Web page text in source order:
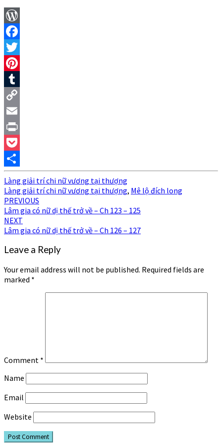
WordPress
Facebook
Twitter
Pinterest
Tumblr
Copy
Link
Email
Print
Pocket
Share
Làng giải trí chi nữ vương tại thượng
Làng giải trí chi nữ vương tại thượng, Mê lộ đích long
Post
navigation
PREVIOUS
Lâm gia có nữ dị thế trở về – Ch 123 – 125
NEXT
Lâm gia có nữ dị thế trở về – Ch 126 – 127
Leave a Reply
Your email address will not be published. Required fields are
marked *
Comment *
Name
Email
Website